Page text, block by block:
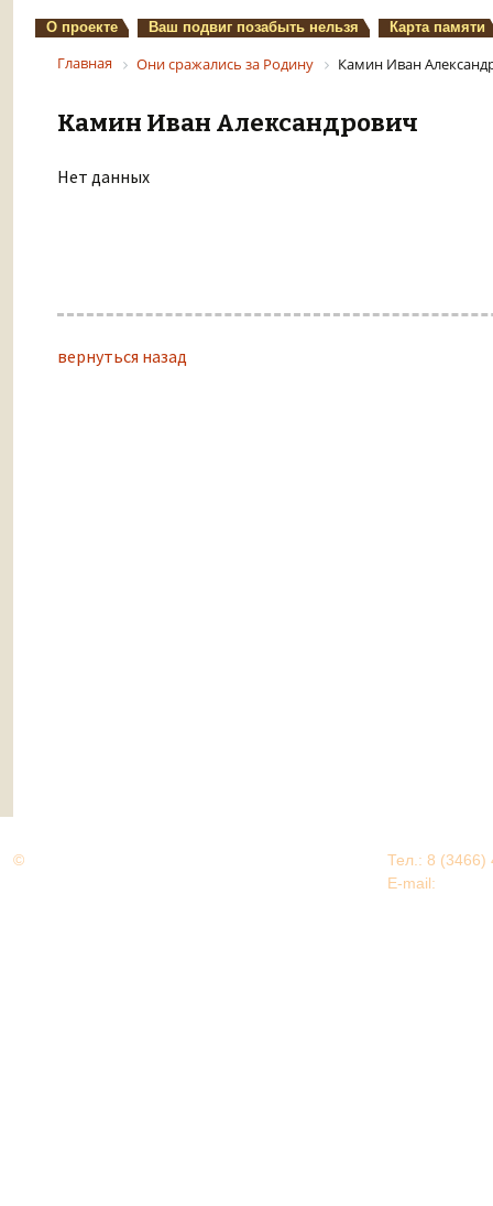
О проекте Ваш подвиг позабыть нельзя Карта памяти
Главная Они сражались за Родину Камин Иван
Камин Иван Александрович
Нет данных
вернуться назад
©
Тел.: 8 (3466)
E-mail: